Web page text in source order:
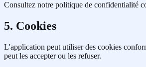
Consultez notre politique de confidentialité
5. Cookies
L'application peut utiliser des cookies
peut les accepter ou les refuser.